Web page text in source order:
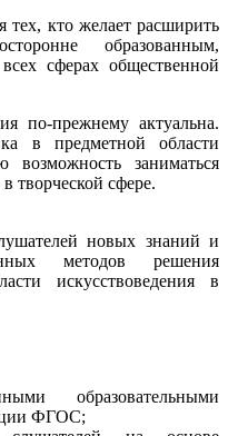
тех, кто желает расширить
образованным,
сферах общественной
по-прежнему актуальна.
в предметной области
возможность заниматься
творческой сфере.
новых знаний и
методов решения
искусствоведения в
образовательными
ФГОС;